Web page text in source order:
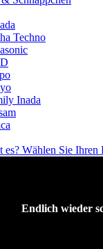
Techno
Inada
es? Wählen Sie Ihren
Endlich wieder